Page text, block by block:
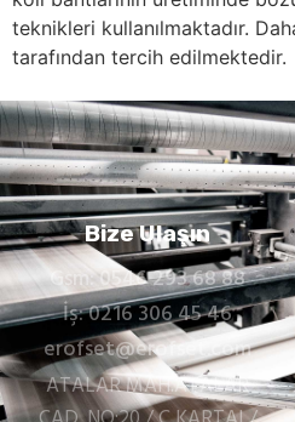
teknikleri kullanılmaktadır.
tarafından tercih edilmektedir.
Bize Ulaşın
Gsm: 0546 293 68 88
İş: 0216 306 45 46
erofset@erofset.com
ATALAR MAH.ATALAR